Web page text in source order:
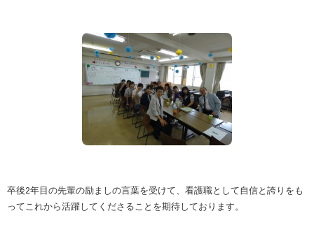
卒後2年目の先輩の励ましの言葉を受けて、看護職として自信と誇りをも
ってこれから活躍してくださることを期待しております。